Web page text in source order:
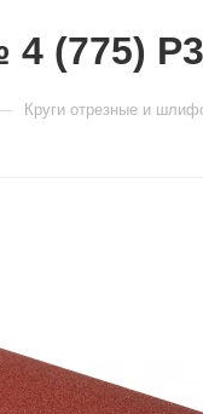
(775)
Круги отрезные и